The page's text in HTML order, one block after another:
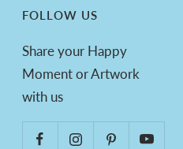
FOLLOW US
Share your Happy
Moment or Artwork
with us